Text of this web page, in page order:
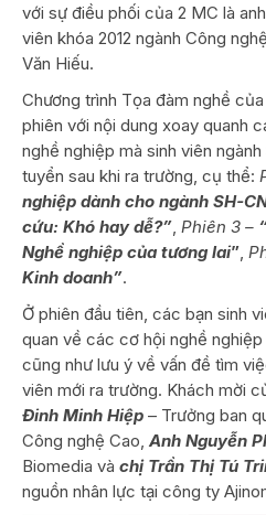
với sự điều phối của 2 MC là
viên khóa 2012 ngành Công
Văn Hiếu.
Chương trình Tọa đàm nghề
phiên với nội dung xoay quanh
nghề nghiệp mà sinh viên
tuyển sau khi ra trường, cụ thể:
nghiệp dành cho ngành SH-
cứu: Khó hay dễ?”, Phiên 3 –
Nghề nghiệp của tương lai”,
Kinh doanh”.
Ở phiên đầu tiên, các bạn sinh
quan về các cơ hội nghề nghiệp
cũng như lưu ý về vấn đề tìm
viên mới ra trường. Khách mời
Đinh Minh Hiệp – Trưởng ban
Công nghệ Cao, Anh Nguyễn
Biomedia và chị Trần Thị Tú
nguồn nhân lực tại công ty